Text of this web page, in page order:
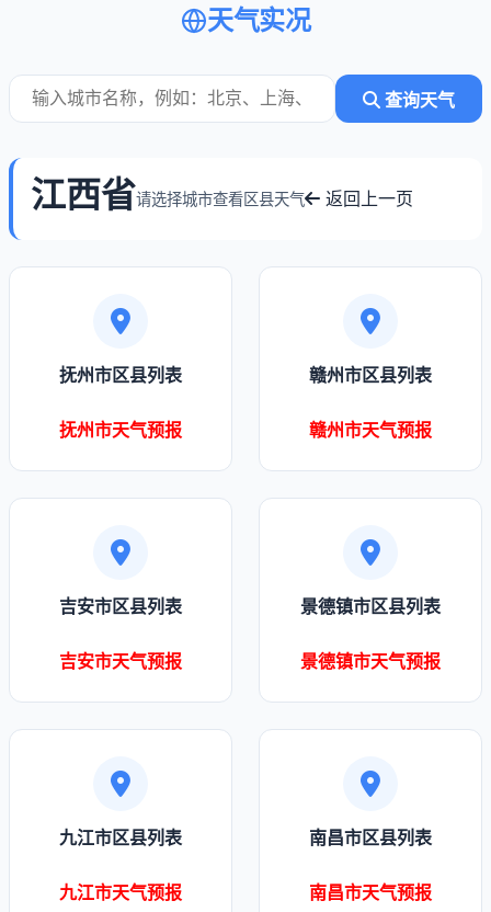
天气实况
查询天气
江西省请选择城市查看区县天气 返回上一页
抚州市区县列表
抚州市天气预报
赣州市区县列表
赣州市天气预报
吉安市区县列表
吉安市天气预报
景德镇市区县列表
景德镇市天气预报
九江市区县列表
九江市天气预报
南昌市区县列表
南昌市天气预报